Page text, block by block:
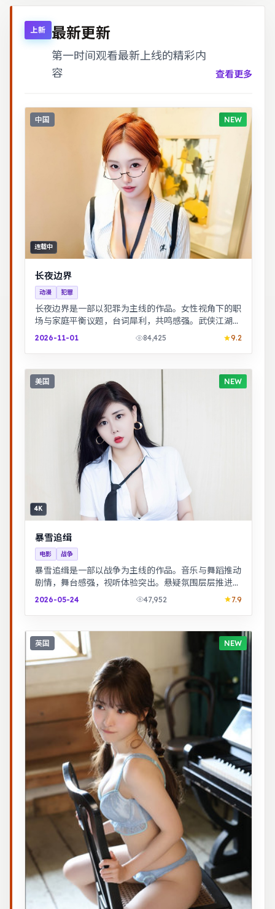
上新 最新更新
第一时间观看最新上线的精彩内
容
查看更多
中国 NEW
连载中
长夜边界
动漫 犯罪
长夜边界是一部以犯罪为主线的作品。女性视角下的职
场与家庭平衡议题，台词犀利，共鸣感强。武侠江湖中
的道义抉择，动作设计利落，意境悠远。
2026-11-01 84,425 9.2
美国 NEW
4K
暴雪追缉
电影 战争
暴雪追缉是一部以战争为主线的作品。音乐与舞蹈推动
剧情，舞台感强，视听体验突出。悬疑氛围层层推进，
线索拼图式叙事，结局出人意料。
2026-05-24 47,952 7.9
英国 NEW